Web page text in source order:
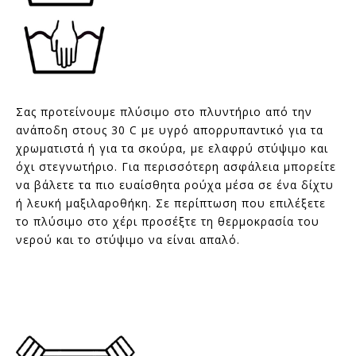
Σας προτείνουμε πλύσιμο στο πλυντήριο από την
ανάποδη στους 30 C με υγρό απορρυπαντικό για τα
χρωματιστά ή για τα σκούρα, με ελαφρύ στύψιμο και
όχι στεγνωτήριο. Για περισσότερη ασφάλεια μπορείτε
να βάλετε τα πιο ευαίσθητα ρούχα μέσα σε ένα δίχτυ
ή λευκή μαξιλαροθήκη. Σε περίπτωση που επιλέξετε
το πλύσιμο στο χέρι προσέξτε τη θερμοκρασία του
νερού και το στύψιμο να είναι απαλό.